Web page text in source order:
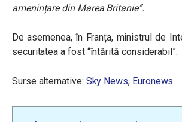
amenințare din Marea Britanie”.
De asemenea, în Franța, ministrul de
securitatea a fost “întărită considerabil”.
Surse alternative: Sky News, Euronews